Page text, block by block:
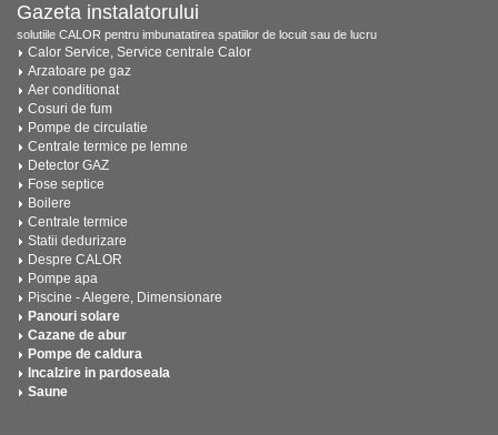
Gazeta instalatorului
solutiile CALOR pentru imbunatatirea spatiilor de locuit sau de lucru
Calor Service, Service centrale Calor
Arzatoare pe gaz
Aer conditionat
Cosuri de fum
Pompe de circulatie
Centrale termice pe lemne
Detector GAZ
Fose septice
Boilere
Centrale termice
Statii dedurizare
Despre CALOR
Pompe apa
Piscine - Alegere, Dimensionare
Panouri solare
Cazane de abur
Pompe de caldura
Incalzire in pardoseala
Saune